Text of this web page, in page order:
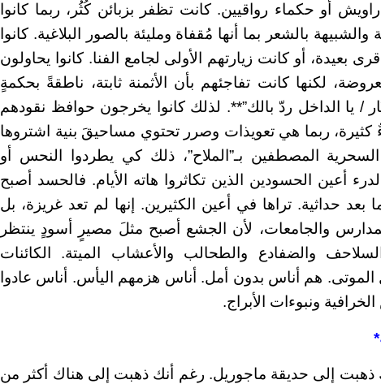
أو حكماء رواقيين. كانت تظفر بزبائن كُثُر، ربما كانوا
بالشعر بما أنها مُقفاة ومليئة بالصور البلاغية. كانوا
بعيدة، أو كانت زيارتهم الأولى لجامع الفنا. كانوا يحاولون
لكنها كانت تفاجئهم بأن الأثمنة ثابتة، ناطقةً بحكمةٍ
يا الداخل ردّ بالك”**. لذلك كانوا يخرجون حوافظ نقودهم
كثيرة، ربما هي تعويذات وصرر تحتوي مساحيقَ بنية اشتروها
المصطفين بـ”الملاح”، ذلك كي يطردوا النحس أو
أعين الحسودين الذين تكاثروا هاته الأيام. فالحسد أصبح
بعد حداثية. تراها في أعين الكثيرين. إنها لم تعد غريزة، بل
والجامعات، لأن الجشع أصبح مثلَ مصيرٍ أسودٍ ينتظر
والضفادع والطحالب والأعشاب الميتة. الكائنات
الموتى. هم أناس بدون أمل. أناس هزمهم اليأس. أناس عادوا
ونبوءات الأبراج.
ذهبت إلى حديقة ماجوريل. رغم أنك ذهبت إلى هناك أكثر من